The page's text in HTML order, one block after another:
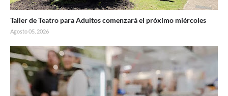
Taller de Teatro para Adultos comenzará el próximo miércoles
Agosto 05, 2026